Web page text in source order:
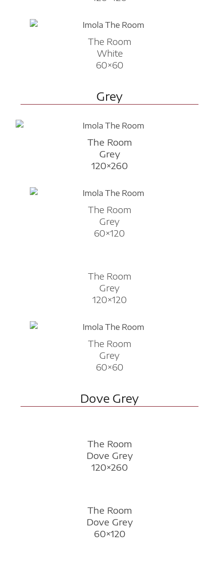
The Room
White
60×60
Grey
The Room
Grey
120×260
The Room
Grey
60×120
The Room
Grey
120×120
The Room
Grey
60×60
Dove Grey
The Room
Dove Grey
120×260
The Room
Dove Grey
60×120